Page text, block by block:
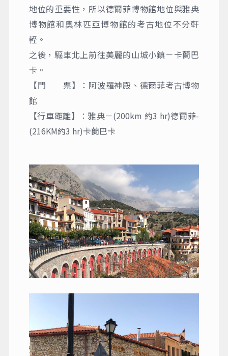
地位的重要性，所以德爾菲博物館地位與雅典
博物館和奧林匹亞博物館的考古地位不分軒
輊。
之後，驅車北上前往美麗的山城小鎮－卡蘭巴
卡。
【門 票】：阿波羅神殿、德爾菲考古博物
館
【行車距離】：雅典－(200km 約3 hr)德爾菲-
(216KM約3 hr)卡蘭巴卡